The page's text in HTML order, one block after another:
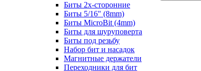
Биты 2х-сторонние
Биты 5/16" (8mm)
Биты MicroBit (4mm)
Биты для шуруповерта
Биты под резьбу
Набор бит и насадок
Магнитные держатели
Переходники для бит